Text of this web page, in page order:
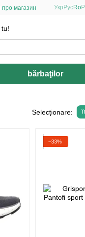
про магазин Укр РусRoPl
bărbaţilor
Selecționare:
−33%